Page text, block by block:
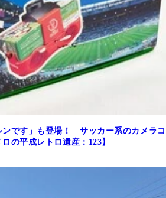
ンです」も登場！ サッカー系のカメラコ
の平成レトロ遺産：123】